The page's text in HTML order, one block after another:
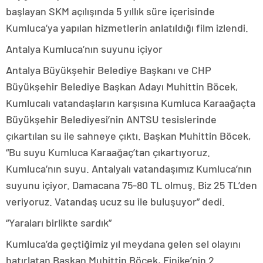
başlayan SKM açılışında 5 yıllık süre içerisinde
Kumluca’ya yapılan hizmetlerin anlatıldığı film izlendi.
Antalya Kumluca’nın suyunu içiyor
Antalya Büyükşehir Belediye Başkanı ve CHP
Büyükşehir Belediye Başkan Adayı Muhittin Böcek,
Kumlucalı vatandaşların karşısına Kumluca Karaağaçta
Büyükşehir Belediyesi’nin ANTSU tesislerinde
çıkartılan su ile sahneye çıktı. Başkan Muhittin Böcek,
“Bu suyu Kumluca Karaağaç’tan çıkartıyoruz.
Kumluca’nın suyu. Antalyalı vatandaşımız Kumluca’nın
suyunu içiyor. Damacana 75-80 TL olmuş. Biz 25 TL’den
veriyoruz. Vatandaş ucuz su ile buluşuyor” dedi.
“Yaraları birlikte sardık”
Kumluca’da geçtiğimiz yıl meydana gelen sel olayını
hatırlatan Başkan Muhittin Böcek, Finike’nin 2